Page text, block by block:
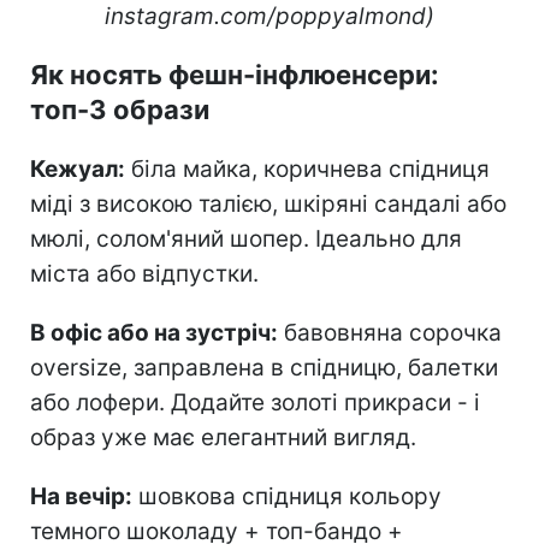
instagram.com/poppyalmond)
Як носять фешн-інфлюенсери:
топ-3 образи
Кежуал: біла майка, коричнева спідниця
міді з високою талією, шкіряні сандалі або
мюлі, солом'яний шопер. Ідеально для
міста або відпустки.
В офіс або на зустріч: бавовняна сорочка
oversize, заправлена в спідницю, балетки
або лофери. Додайте золоті прикраси - і
образ уже має елегантний вигляд.
На вечір: шовкова спідниця кольору
темного шоколаду + топ-бандо +